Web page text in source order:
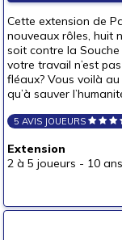
Cette extension de
nouveaux rôles, huit
soit contre la
votre travail n’est
fléaux? Vous voilà
qu’à sauver
5 AVIS JOUEURS
Extension
2 à 5 joueurs - 10